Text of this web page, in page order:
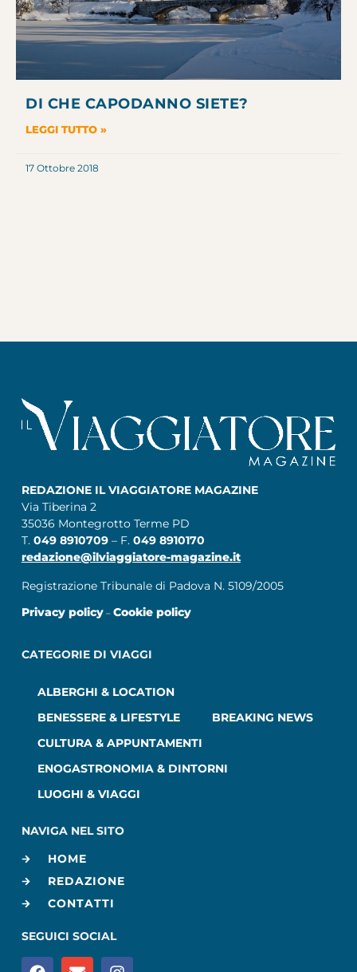
DI CHE CAPODANNO SIETE?
LEGGI TUTTO »
17 Ottobre 2018
REDAZIONE IL VIAGGIATORE MAGAZINE
Via Tiberina 2
35036 Montegrotto Terme PD
T. 049 8910709 – F. 049 8910170
redazione@ilviaggiatore-magazine.it
Registrazione Tribunale di Padova N. 5109/2005
Privacy policy– Cookie policy
CATEGORIE DI VIAGGI
ALBERGHI & LOCATION
BENESSERE & LIFESTYLE
BREAKING NEWS
CULTURA & APPUNTAMENTI
ENOGASTRONOMIA & DINTORNI
LUOGHI & VIAGGI
NAVIGA NEL SITO
HOME
REDAZIONE
CONTATTI
SEGUICI SOCIAL